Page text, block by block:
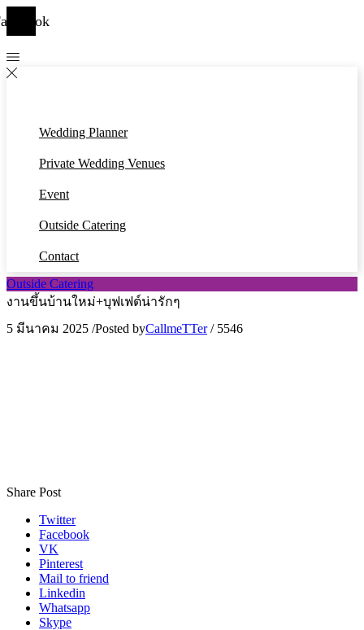
Wedding Planner
Private Wedding Venues
Event
Outside Catering
Contact
Outside Catering
งานขึ้นบ้านใหม่+บุฟเฟต์น่ารักๆ
5 มีนาคม 2025 /Posted byCallmeTTer / 5546
Share Post
Twitter
Facebook
VK
Pinterest
Mail to friend
Linkedin
Whatsapp
Skype